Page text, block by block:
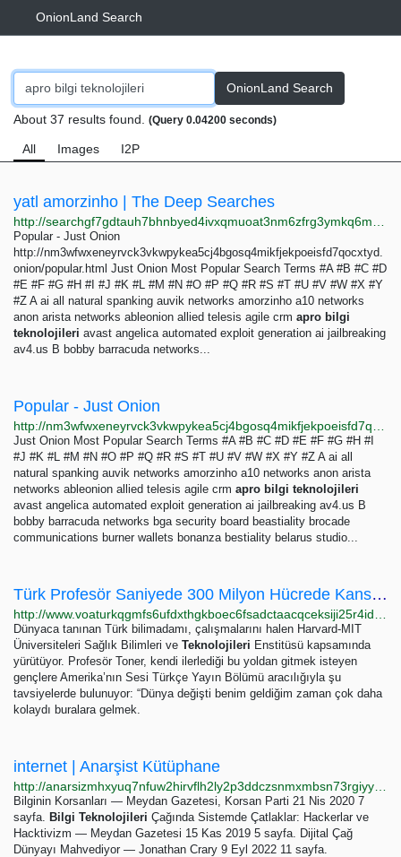
OnionLand Search
OnionLand Search
About 37 results found. (Query 0.04200 seconds)
All Images I2P
yatl amorzinho | The Deep Searches
Popular - Just Onion
http://nm3wfwxeneyrvck3vkwpykea5cj4bgosq4mikfjekpoeisfd7qocxtyd.
onion/popular.html Just Onion Most Popular Search Terms #A #B #C #D
#E #F #G #H #I #J #K #L #M #N #O #P #Q #R #S #T #U #V #W #X #Y
#Z A ai all natural spanking auvik networks amorzinho a10 networks
anon arista networks ableonion allied telesis agile crm apro bilgi
teknolojileri avast angelica automated exploit generation ai jailbreaking
av4.us B bobby barracuda networks...
Popular - Just Onion
Just Onion Most Popular Search Terms #A #B #C #D #E #F #G #H #I
#J #K #L #M #N #O #P #Q #R #S #T #U #V #W #X #Y #Z A ai all
natural spanking auvik networks amorzinho a10 networks anon arista
networks ableonion allied telesis agile crm apro bilgi teknolojileri
avast angelica automated exploit generation ai jailbreaking av4.us B
bobby barracuda networks bga security board beastiality brocade
communications burner wallets bonanza bestiality belarus studio...
Türk Profesör Saniyede 300 Milyon Hücrede Kanserli Olanı Bulabiliyor
Dünyaca tanınan Türk bilimadamı, çalışmalarını halen Harvard-MIT
Üniversiteleri Sağlık Bilimleri ve Teknolojileri Enstitüsü kapsamında
yürütüyor. Profesör Toner, kendi ilerlediği bu yoldan gitmek isteyen
gençlere Amerika’nın Sesi Türkçe Yayın Bölümü aracılığıyla şu
tavsiyelerde bulunuyor: “Dünya değişti benim geldiğim zaman çok daha
kolaydı buralara gelmek.
internet | Anarşist Kütüphane
Bilginin Korsanları — Meydan Gazetesi, Korsan Parti 21 Nis 2020 7
sayfa. Bilgi Teknolojileri Çağında Sistemde Çatlaklar: Hackerlar ve
Hacktivizm — Meydan Gazetesi 15 Kas 2019 5 sayfa. Dijital Çağ
Dünyayı Mahvediyor — Jonathan Crary 9 Eyl 2022 11 sayfa.